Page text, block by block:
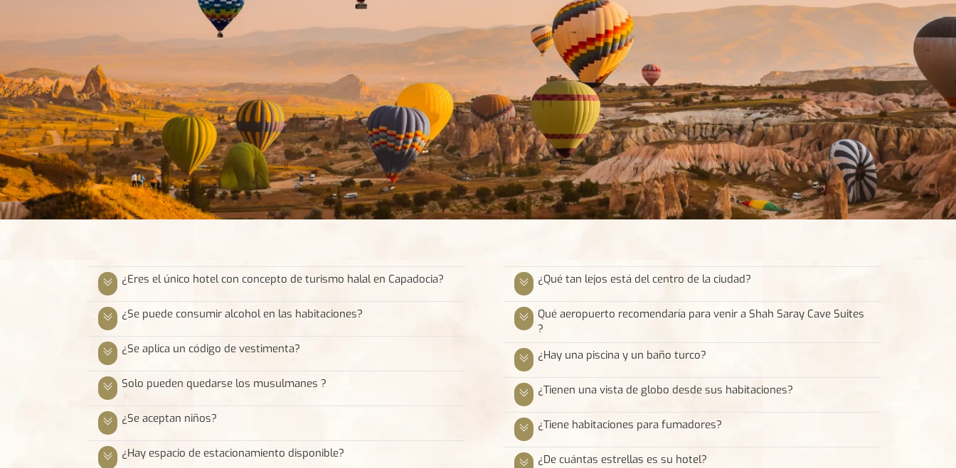
¿Eres el único hotel con concepto de turismo halal en Capadocia?
¿Se puede consumir alcohol en las habitaciones?
¿Se aplica un código de vestimenta?
Solo pueden quedarse los musulmanes ?
¿Se aceptan niños?
¿Hay espacio de estacionamiento disponible?
¿Qué tan lejos está del centro de la ciudad?
Qué aeropuerto recomendaría para venir a Shah Saray Cave Suites
?
¿Hay una piscina y un baño turco?
¿Tienen una vista de globo desde sus habitaciones?
¿Tiene habitaciones para fumadores?
¿De cuántas estrellas es su hotel?